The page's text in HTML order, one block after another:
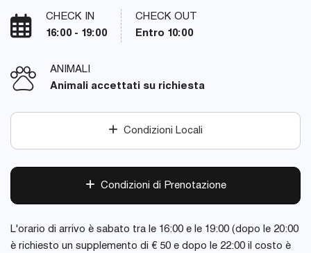
CHECK IN
16:00 - 19:00
CHECK OUT
Entro 10:00
ANIMALI
Animali accettati su richiesta
Condizioni Locali
Condizioni di Prenotazione
L'orario di arrivo è sabato tra le 16:00 e le 19:00 (dopo le 20:00
è richiesto un supplemento di € 50 e dopo le 22:00 il costo è